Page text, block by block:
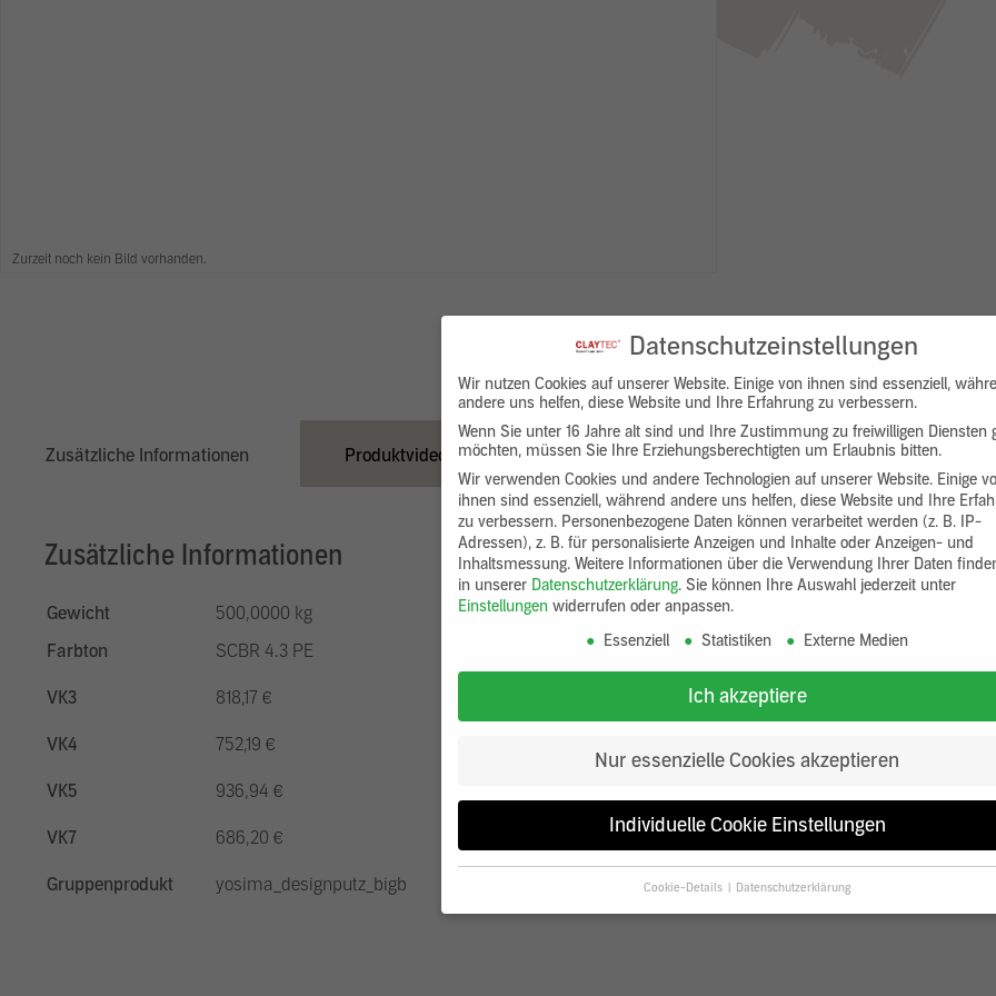
Zurzeit noch kein Bild vorhanden.
Zusätzliche Informationen Produktvideo Downloads Produktbeschreibung
Zusätzliche Informationen
Gewicht
500,0000 kg
Farbton
SCBR 4.3 PE
VK3 818,17 €
VK4 752,19 €
VK5 936,94 €
VK7 686,20 €
Gruppenprodukt yosima_designputz_bigb
Datenschutzeinstellungen
Wir nutzen Cookies auf unserer Website. Einige von ihnen sind essenziell,
andere uns helfen, diese Website und Ihre Erfahrung zu verbessern.
Wenn Sie unter 16 Jahre alt sind und Ihre Zustimmung zu freiwilligen Diensten
möchten, müssen Sie Ihre Erziehungsberechtigten um Erlaubnis bitten.
Wir verwenden Cookies und andere Technologien auf unserer Website. Einige
ihnen sind essenziell, während andere uns helfen, diese Website und Ihre
zu verbessern. Personenbezogene Daten können verarbeitet werden (z. B. IP-
Adressen), z. B. für personalisierte Anzeigen und Inhalte oder Anzeigen- und
Inhaltsmessung. Weitere Informationen über die Verwendung Ihrer Daten
in unserer Datenschutzerklärung. Sie können Ihre Auswahl jederzeit unter
Einstellungen widerrufen oder anpassen.
Essenziell
Statistiken Externe Medien
Ich akzeptiere
Nur essenzielle Cookies akzeptieren
Individuelle Cookie Einstellungen
Cookie-Details Datenschutzerklärung
Datenschutzeinstellungen